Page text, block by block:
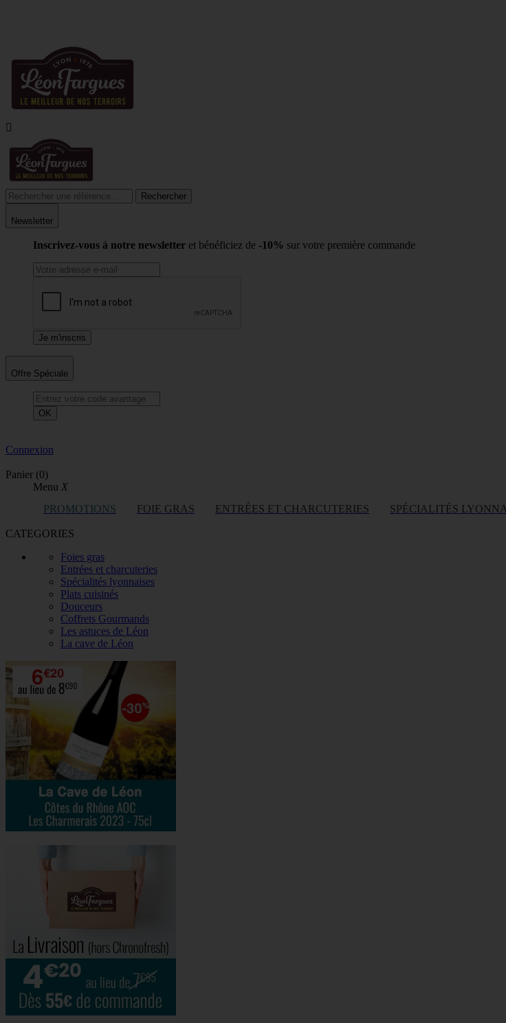

Rechercher
Newsletter
Inscrivez-vous à notre newsletter et bénéficiez de -10% sur votre première commande
Offre Spéciale
OK
Connexion
Panier (0)
Menu X
PROMOTIONS
FOIE GRAS ENTRÉES ET CHARCUTERIES SPÉCIALITÉS
CATEGORIES
Foies gras
Entrées et charcuteries
Spécialités lyonnaises
Plats cuisinés
Douceurs
Coffrets Gourmands
Les astuces de Léon
La cave de Léon